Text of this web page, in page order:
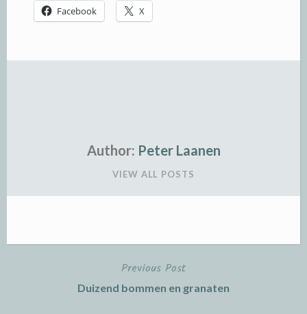
Facebook X
Author: Peter Laanen
VIEW ALL POSTS
Previous Post
Duizend bommen en granaten